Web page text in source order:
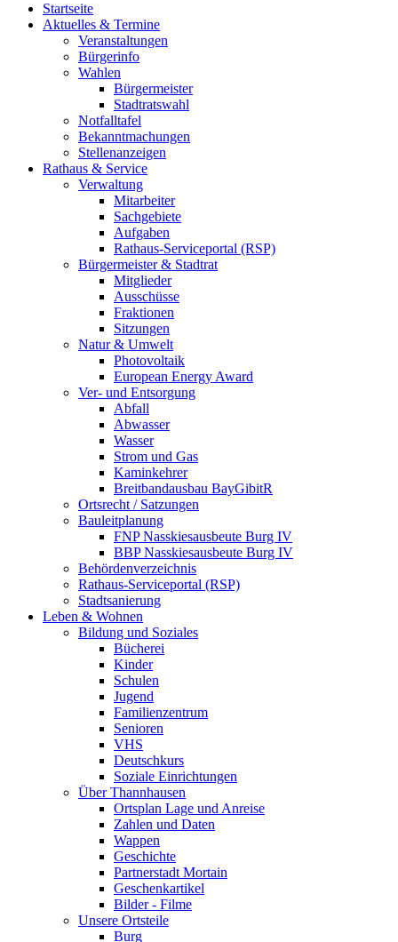
Startseite
Aktuelles & Termine
Veranstaltungen
Bürgerinfo
Wahlen
Bürgermeister
Stadtratswahl
Notfalltafel
Bekanntmachungen
Stellenanzeigen
Rathaus & Service
Verwaltung
Mitarbeiter
Sachgebiete
Aufgaben
Rathaus-Serviceportal (RSP)
Bürgermeister & Stadtrat
Mitglieder
Ausschüsse
Fraktionen
Sitzungen
Natur & Umwelt
Photovoltaik
European Energy Award
Ver- und Entsorgung
Abfall
Abwasser
Wasser
Strom und Gas
Kaminkehrer
Breitbandausbau BayGibitR
Ortsrecht / Satzungen
Bauleitplanung
FNP Nasskiesausbeute Burg IV
BBP Nasskiesausbeute Burg IV
Behördenverzeichnis
Rathaus-Serviceportal (RSP)
Stadtsanierung
Leben & Wohnen
Bildung und Soziales
Bücherei
Kinder
Schulen
Jugend
Familienzentrum
Senioren
VHS
Deutschkurs
Soziale Einrichtungen
Über Thannhausen
Ortsplan Lage und Anreise
Zahlen und Daten
Wappen
Geschichte
Partnerstadt Mortain
Geschenkartikel
Bilder - Filme
Unsere Ortsteile
Burg